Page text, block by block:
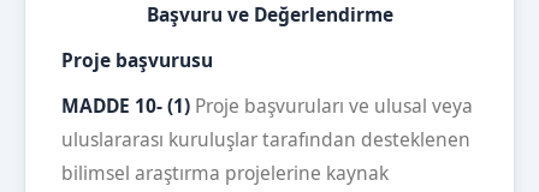
Başvuru ve Değerlendirme
Proje başvurusu
MADDE 10- (1) Proje başvuruları ve ulusal veya
uluslararası kuruluşlar tarafından desteklenen
bilimsel araştırma projelerine kaynak